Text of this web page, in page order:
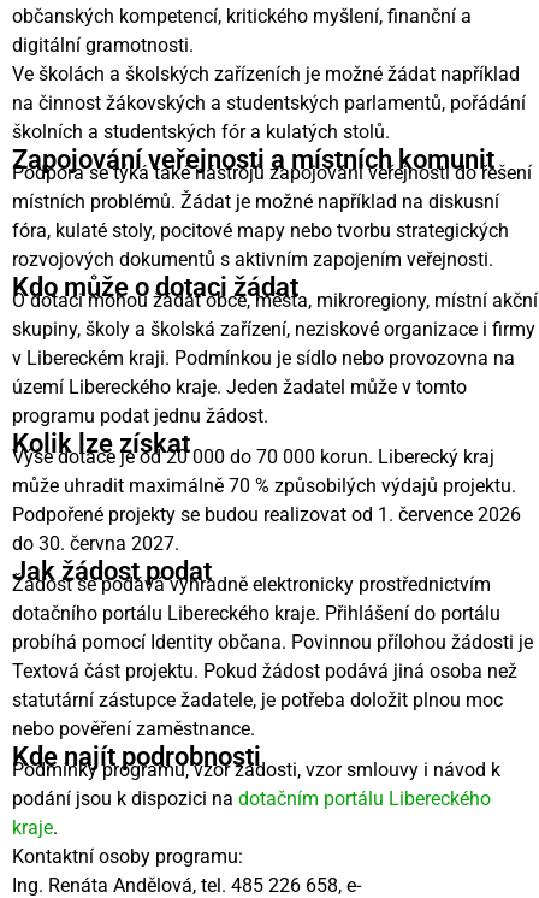
občanských kompetencí, kritického myšlení, finanční a
digitální gramotnosti.
Ve školách a školských zařízeních je možné žádat například
na činnost žákovských a studentských parlamentů, pořádání
školních a studentských fór a kulatých stolů.
Zapojování veřejnosti a místních komunit
Podpora se týká také nástrojů zapojování veřejnosti do řešení
místních problémů. Žádat je možné například na diskusní
fóra, kulaté stoly, pocitové mapy nebo tvorbu strategických
rozvojových dokumentů s aktivním zapojením veřejnosti.
Kdo může o dotaci žádat
O dotaci mohou žádat obce, města, mikroregiony, místní akční
skupiny, školy a školská zařízení, neziskové organizace i firmy
v Libereckém kraji. Podmínkou je sídlo nebo provozovna na
území Libereckého kraje. Jeden žadatel může v tomto
programu podat jednu žádost.
Kolik lze získat
Výše dotace je od 20 000 do 70 000 korun. Liberecký kraj
může uhradit maximálně 70 % způsobilých výdajů projektu.
Podpořené projekty se budou realizovat od 1. července 2026
do 30. června 2027.
Jak žádost podat
Žádost se podává výhradně elektronicky prostřednictvím
dotačního portálu Libereckého kraje. Přihlášení do portálu
probíhá pomocí Identity občana. Povinnou přílohou žádosti je
Textová část projektu. Pokud žádost podává jiná osoba než
statutární zástupce žadatele, je potřeba doložit plnou moc
nebo pověření zaměstnance.
Kde najít podrobnosti
Podmínky programu, vzor žádosti, vzor smlouvy i návod k
podání jsou k dispozici na dotačním portálu Libereckého
kraje.
Kontaktní osoby programu:
Ing. Renáta Andělová, tel. 485 226 658, e-